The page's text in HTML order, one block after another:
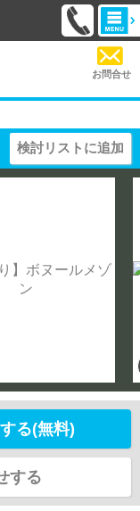
お問合せ
検討リストに追加
る(無料)
する